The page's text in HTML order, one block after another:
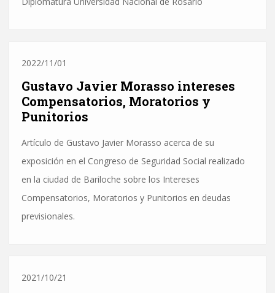
2022/11/01
Gustavo Javier Morasso intereses
Compensatorios, Moratorios y
Punitorios
Artículo de Gustavo Javier Morasso acerca de su
exposición en el Congreso de Seguridad Social realizado
en la ciudad de Bariloche sobre los Intereses
Compensatorios, Moratorios y Punitorios en deudas
previsionales.
2021/10/21